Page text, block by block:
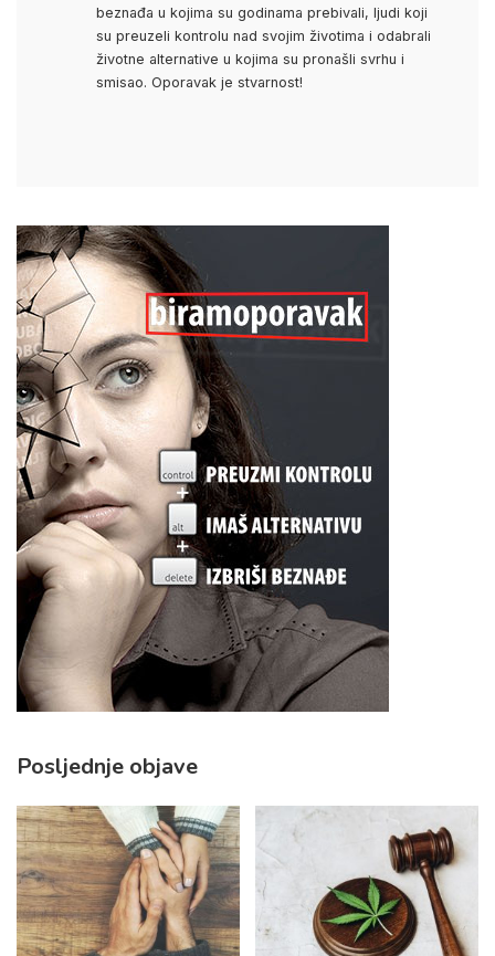
beznađa u kojima su godinama prebivali, ljudi koji
su preuzeli kontrolu nad svojim životima i odabrali
životne alternative u kojima su pronašli svrhu i
smisao. Oporavak je stvarnost!
Posljednje objave